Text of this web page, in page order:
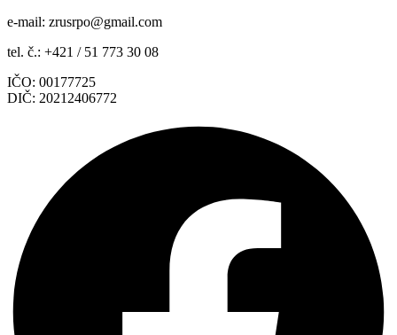
e-mail: zrusrpo@gmail.com
tel. č.: +421 / 51 773 30 08
IČO: 00177725
DIČ: 20212406772